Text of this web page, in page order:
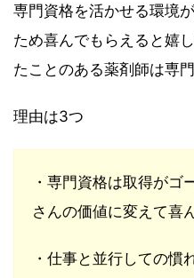
専門資格を活かせる環境
ため喜んでもらえると嬉
たことのある薬剤師は専
理由は3つ
・専門資格は取得がゴ
さんの価値に変えて喜
・仕事と並行しての慣